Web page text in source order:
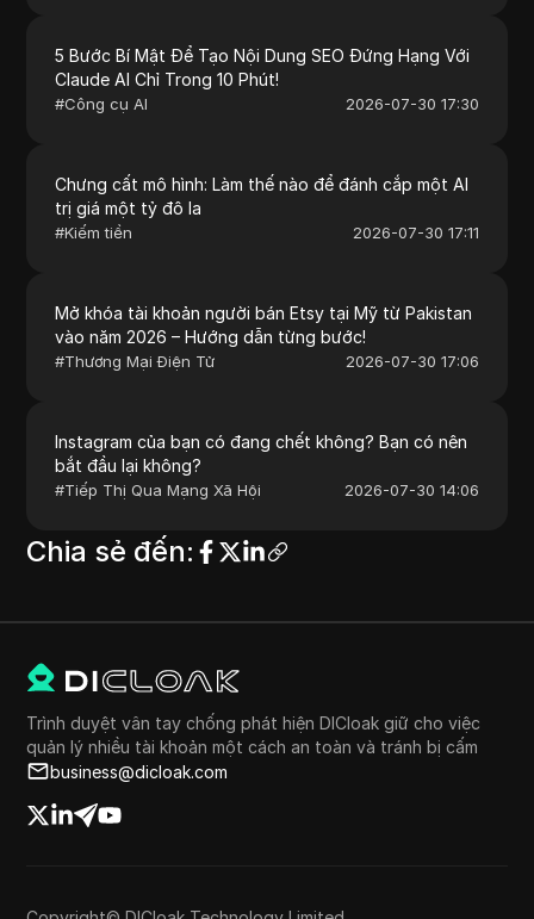
5 Bước Bí Mật Để Tạo Nội Dung SEO Đứng Hạng Với
Claude AI Chỉ Trong 10 Phút!
#Công cụ AI 2026-07-30 17:30
Chưng cất mô hình: Làm thế nào để đánh cắp một AI
trị giá một tỷ đô la
#Kiếm tiền 2026-07-30 17:11
Mở khóa tài khoản người bán Etsy tại Mỹ từ Pakistan
vào năm 2026 – Hướng dẫn từng bước!
#Thương Mại Điện Tử 2026-07-30 17:06
Instagram của bạn có đang chết không? Bạn có nên
bắt đầu lại không?
#Tiếp Thị Qua Mạng Xã Hội 2026-07-30 14:06
Chia sẻ đến:
Trình duyệt vân tay chống phát hiện DICloak giữ cho việc
quản lý nhiều tài khoản một cách an toàn và tránh bị cấm
business@dicloak.com